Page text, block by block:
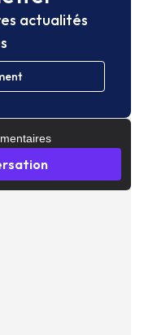
actualités